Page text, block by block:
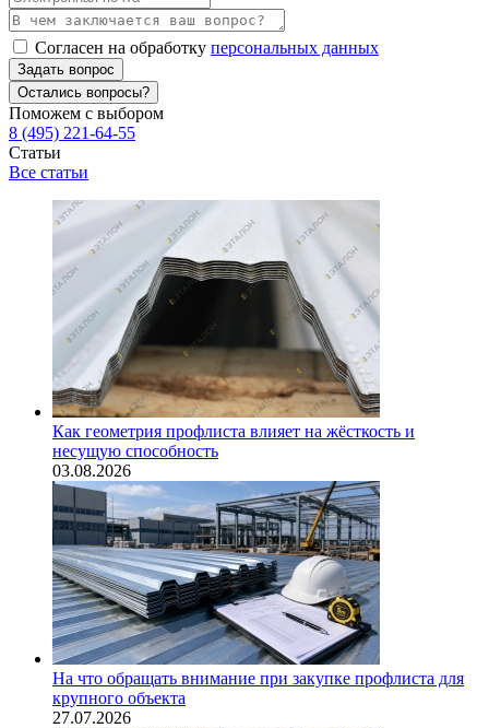
Согласен на обработку персональных данных
Задать вопрос
Остались вопросы?
Поможем с выбором
8 (495) 221-64-55
Статьи
Все статьи
Как геометрия профлиста влияет на жёсткость и
несущую способность
03.08.2026
На что обращать внимание при закупке профлиста для
крупного объекта
27.07.2026